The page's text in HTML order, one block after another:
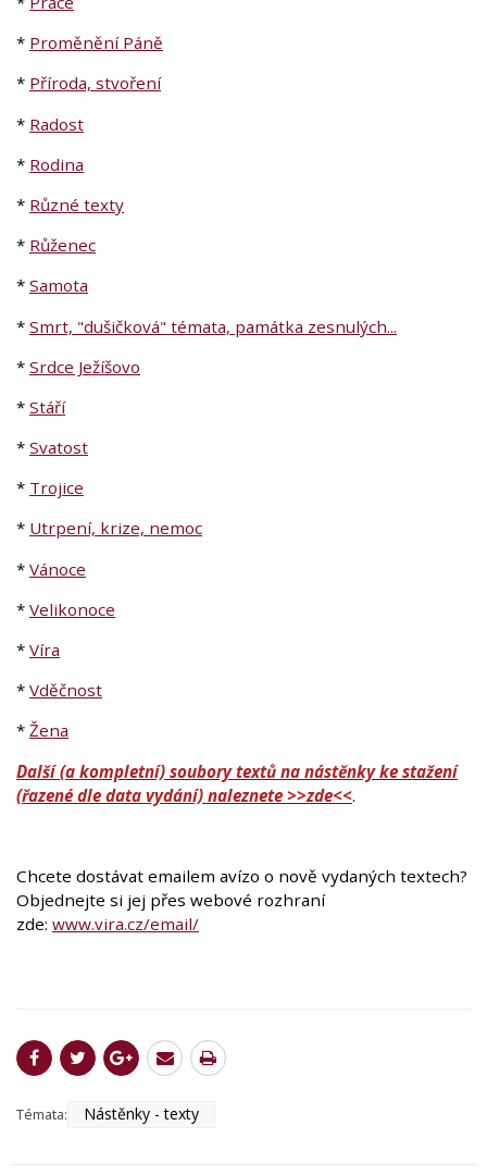
* Proměnění Páně
* Příroda, stvoření
* Radost
* Rodina
* Různé texty
* Růženec
* Samota
* Smrt, "dušičková" témata, památka zesnulých...
* Srdce Ježíšovo
* Stáří
* Svatost
* Trojice
* Utrpení, krize, nemoc
* Vánoce
* Velikonoce
* Víra
* Vděčnost
* Žena
Další (a kompletní) soubory textů na nástěnky ke stažení
(řazené dle data vydání) naleznete >>zde<<.
Chcete dostávat emailem avízo o nově vydaných textech?
Objednejte si jej přes webové rozhraní
zde: www.vira.cz/email/
Témata: Nástěnky - texty